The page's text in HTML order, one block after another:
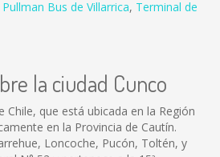
Bus de Villarrica, Terminal de
la ciudad Cunco
Chile, que está ubicada en la Región
en la Provincia de Cautín.
Loncoche, Pucón, Toltén, y